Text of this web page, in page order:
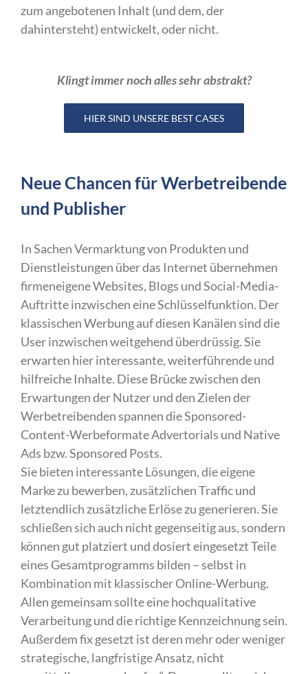
zum angebotenen Inhalt (und dem, der
dahintersteht) entwickelt, oder nicht.
Klingt immer noch alles sehr abstrakt?
HIER SIND UNSERE BEST CASES
Neue Chancen für Werbetreibende
und Publisher
In Sachen Vermarktung von Produkten und
Dienstleistungen über das Internet übernehmen
firmeneigene Websites, Blogs und Social-Media-
Auftritte inzwischen eine Schlüsselfunktion. Der
klassischen Werbung auf diesen Kanälen sind die
User inzwischen weitgehend überdrüssig. Sie
erwarten hier interessante, weiterführende und
hilfreiche Inhalte. Diese Brücke zwischen den
Erwartungen der Nutzer und den Zielen der
Werbetreibenden spannen die Sponsored-
Content-Werbeformate Advertorials und Native
Ads bzw. Sponsored Posts.
Sie bieten interessante Lösungen, die eigene
Marke zu bewerben, zusätzlichen Traffic und
letztendlich zusätzliche Erlöse zu generieren. Sie
schließen sich auch nicht gegenseitig aus, sondern
können gut platziert und dosiert eingesetzt Teile
eines Gesamtprogramms bilden – selbst in
Kombination mit klassischer Online-Werbung.
Allen gemeinsam sollte eine hochqualitative
Verarbeitung und die richtige Kennzeichnung sein.
Außerdem fix gesetzt ist deren mehr oder weniger
strategische, langfristige Ansatz, nicht